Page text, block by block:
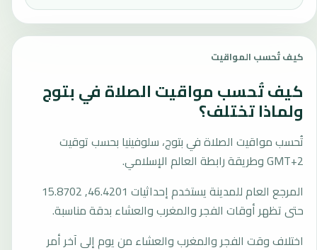
كيف تُحسب المواقيت
كيف تُحسب مواقيت الصلاة في بتوج
ولماذا تختلف؟
تُحسب مواقيت الصلاة في بتوج، سلوفينيا بحسب توقيت
GMT+2 وطريقة رابطة العالم الإسلامي.
المرجع العام للمدينة يستخدم إحداثيات 46.4201, 15.8702
حتى تظهر أوقات الفجر والمغرب والعشاء بدقة مناسبة.
اختلاف وقت الفجر والمغرب والعشاء من يوم إلى آخر أمر